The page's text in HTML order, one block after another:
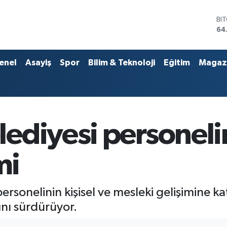
Asayiş Spor Bilim & Teknoloji Eğitim
kişisel ve mesleki gelişimine
sürdürüyor.